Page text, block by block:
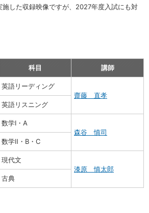
した収録映像ですが、2027年度入試にも対
科目 講師
英語リーディング
齋藤 直孝
英語リスニング
数学Ⅰ・A
森谷 慎司
数学Ⅱ・B・C
現代文
漆原 慎太郎
古典